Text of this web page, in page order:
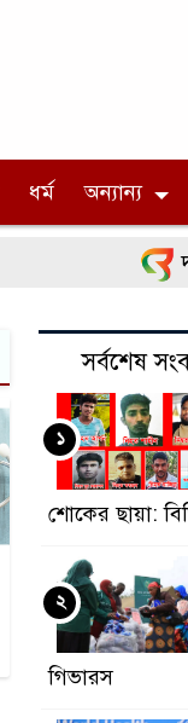
ধর্ম অন্যান্য
সর্বশেষ
শোকের ছায়া:
১
গিভারস
২